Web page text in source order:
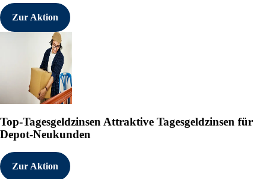
Zur Aktion
Top-TagesgeldzinsenAttraktive Tagesgeldzinsen für
Depot-Neukunden
Zur Aktion